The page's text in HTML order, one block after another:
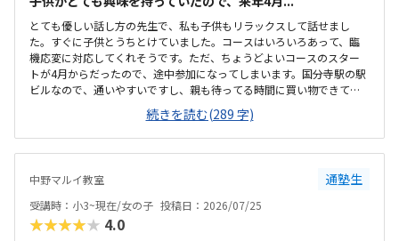
とても優しい話し方の先生で、私も子供もリラックスして話せまし
た。すぐに子供とうちとけていました。コースはいろいろあって、臨
機応変に対応してくれそうです。ただ、ちょうどよいコースのスター
トが4月からだったので、途中参加になってしまいます。国分寺駅の駅
ビルなので、通いやすいですし、親も待ってる時間に買い物できて良
さそうです。少し狭いですが、清潔感があって綺麗な教室でした。み
なさん集中してもくもくと学んでいました。他のプログラミング教室
も体験に行きましたが、他よりもお安かったので通いやすそうです。
先生が優しそうで、安心して子供を預けられそうでした。少人数なの
続きを読む(289 字)
中野マルイ教室 通塾生
受講時：小3~現在/女の子 投稿日：2026/07/25
★★★★★ 4.0